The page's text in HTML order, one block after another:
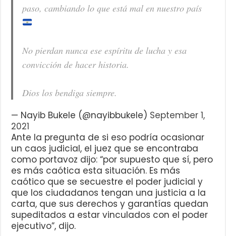
paso, cambiando lo que está mal en nuestro país
No pierdan nunca ese espíritu de lucha y esa
convicción de hacer historia.
Dios los bendiga siempre.
— Nayib Bukele (@nayibbukele) September 1,
2021
Ante la pregunta de si eso podría ocasionar
un caos judicial, el juez que se encontraba
como portavoz dijo: “por supuesto que sí, pero
es más caótica esta situación. Es más
caótico que se secuestre el poder judicial y
que los ciudadanos tengan una justicia a la
carta, que sus derechos y garantías quedan
supeditados a estar vinculados con el poder
ejecutivo”, dijo.